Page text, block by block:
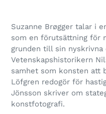
Suzanne Brøgger talar i
som en för­ut­sätt­ning för
grun­den till sin nyskrivna
Vetenskapshistorikern
sam­het som kons­ten att
Löfgren redo­gör för
Jönsson skri­ver om
konstfotografi.